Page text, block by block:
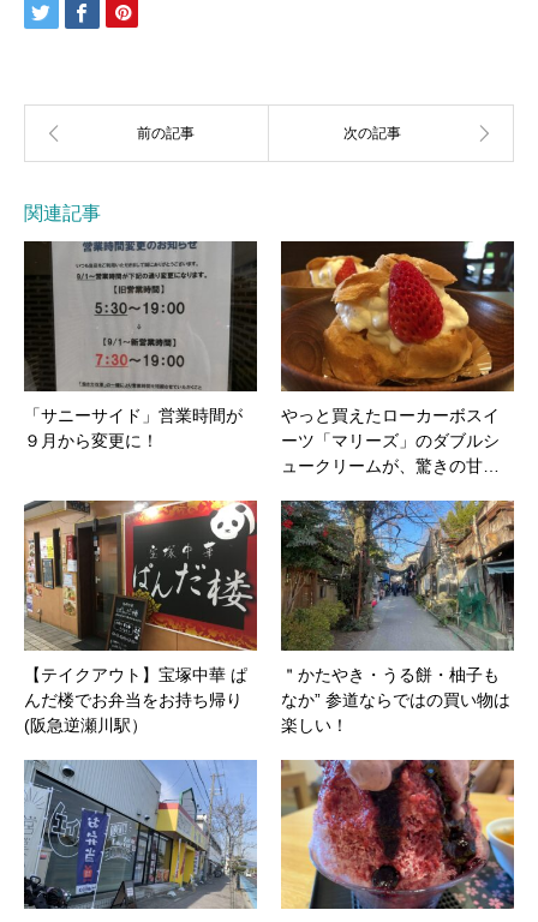
関連記事
「サニーサイド」営業時間が
９月から変更に！
やっと買えたローカーボスイ
ーツ「マリーズ」のダブルシ
ュークリームが、驚きの甘…
【テイクアウト】宝塚中華 ぱ
んだ楼でお弁当をお持ち帰り
(阪急逆瀬川駅）
＂かたやき・うる餅・柚子も
なか” 参道ならではの買い物は
楽しい！